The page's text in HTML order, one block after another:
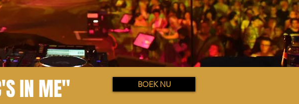
IN ME" BOEK NU